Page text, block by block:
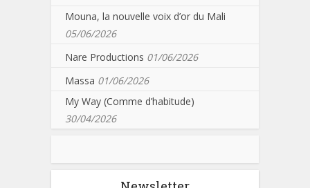
Mouna, la nouvelle voix d’or du Mali
05/06/2026
Nare Productions 01/06/2026
Massa 01/06/2026
My Way (Comme d’habitude)
30/04/2026